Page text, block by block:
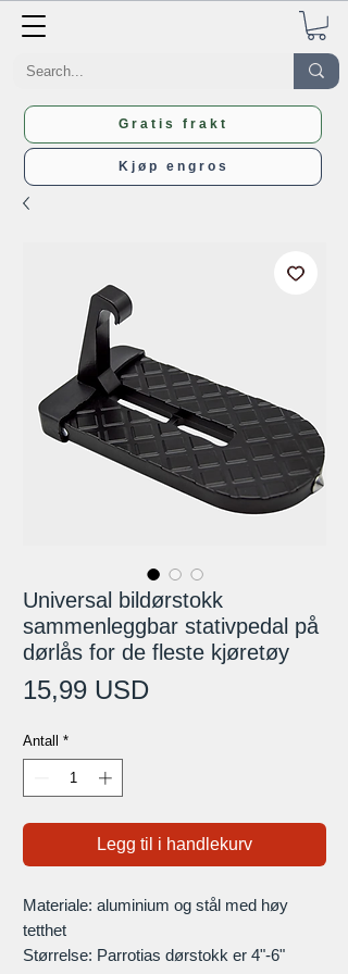
Gratis frakt
Kjøp engros
Universal bildørstokk
sammenleggbar stativpedal på
dørlås for de fleste kjøretøy
15,99 USDPris
Antall *
Legg til i handlekurv
Materiale: aluminium og stål med høy
tetthet
Størrelse: Parrotias dørstokk er 4"-6"